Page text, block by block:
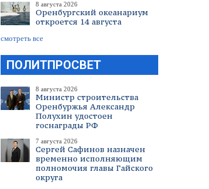
8 августа 2026
Оренбургский океанариум
откроется 14 августа
смотреть все
ПОЛИТПРОСВЕТ
8 августа 2026
Министр строительства
Оренбуржья Александр
Полухин удостоен
госнаграды РФ
7 августа 2026
Сергей Сафинов назначен
временно исполняющим
полномочия главы Гайского
округа